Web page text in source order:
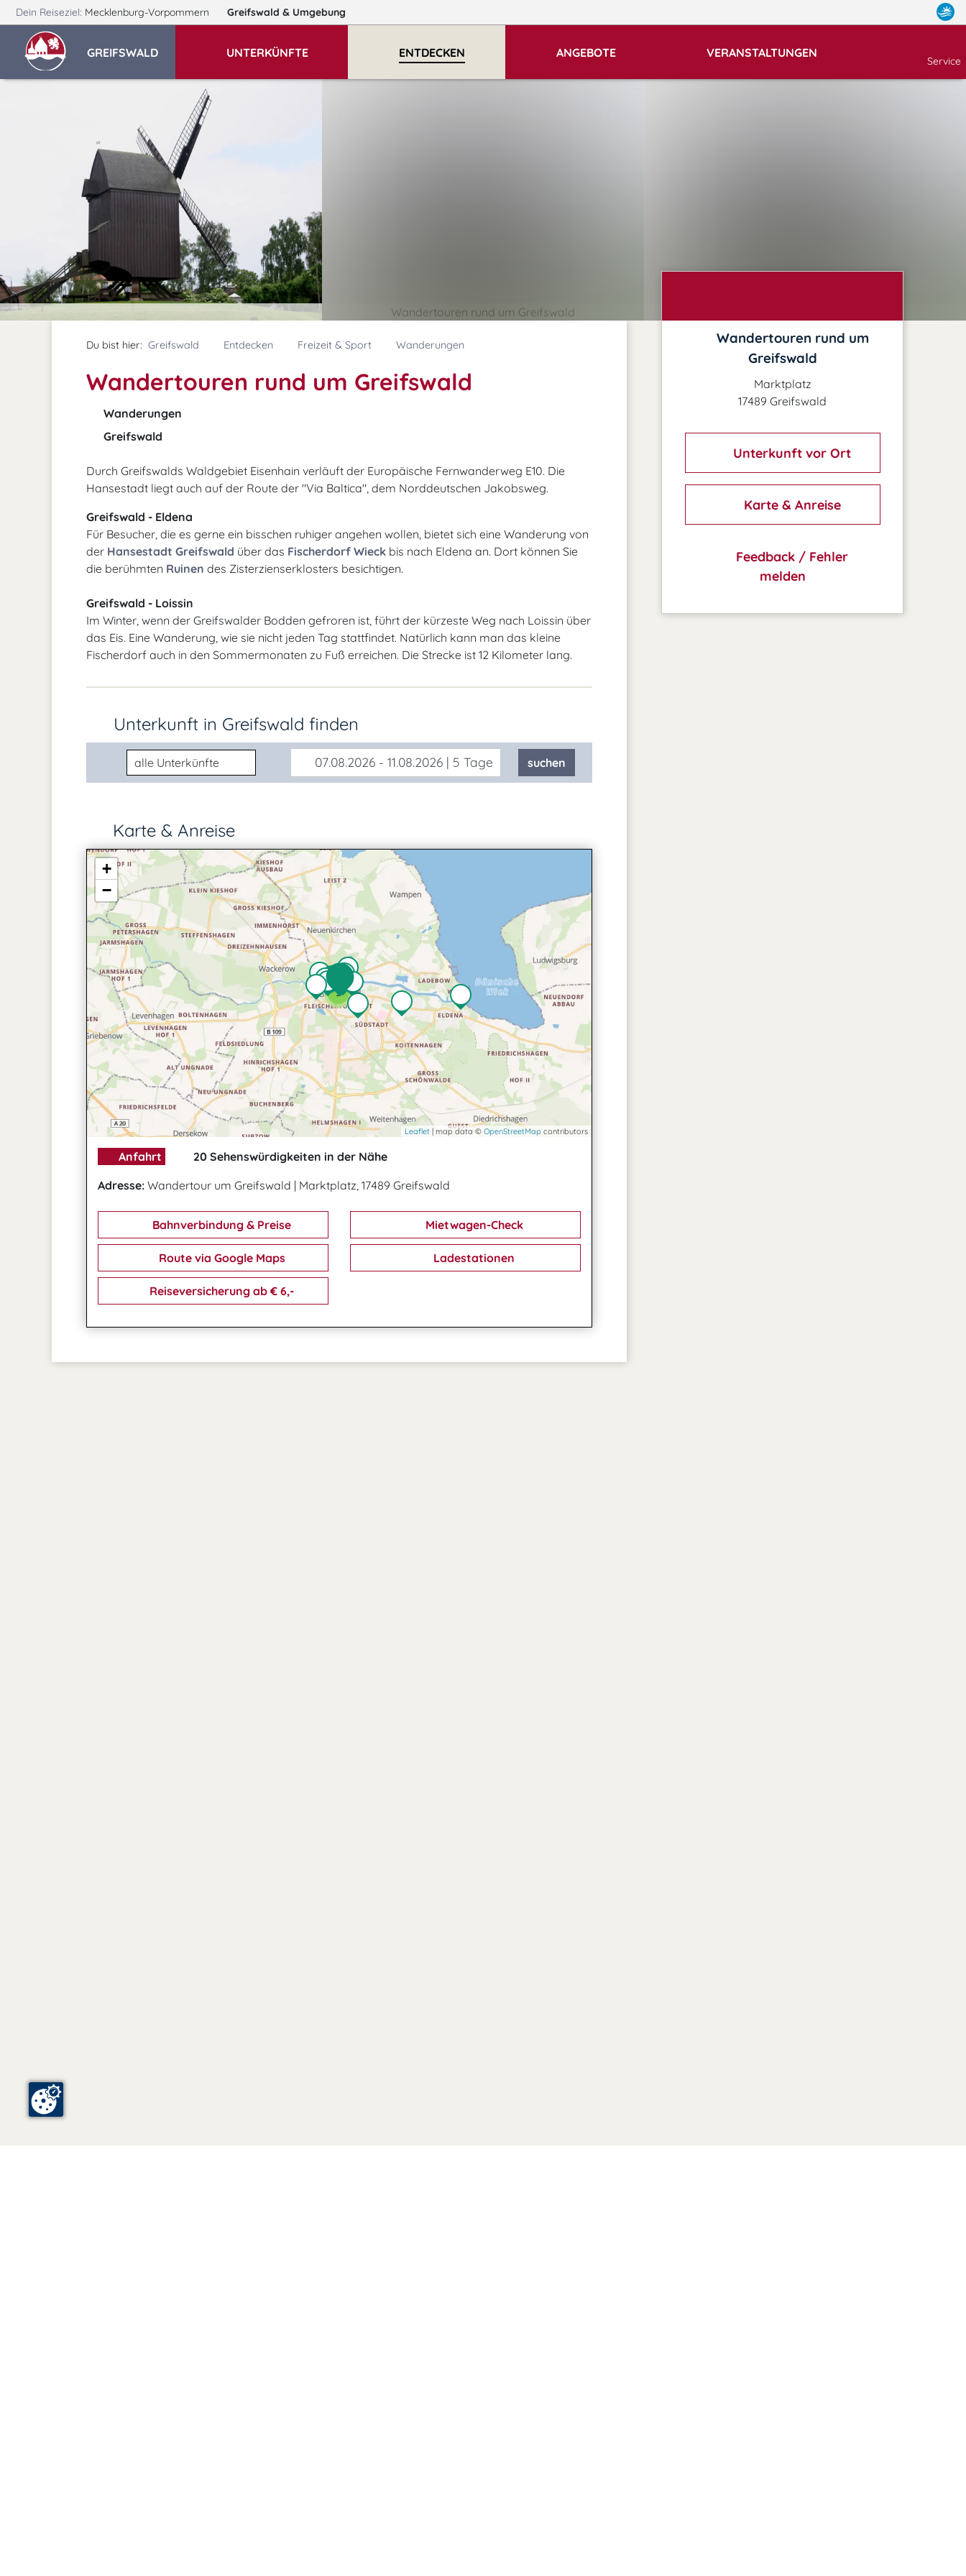
Dein Reiseziel: Mecklenburg-Vorpommern Greifswald & Umgebung
GREIFSWALD UNTERKÜNFTE ENTDECKEN ANGEBOTE VERANSTALTUNGEN
Service
Wandertouren rund um Greifswald
Du bist hier: Greifswald Entdecken Freizeit & Sport Wanderungen
Wandertouren rund um Greifswald
Wanderungen
Greifswald
Durch Greifswalds Waldgebiet Eisenhain verläuft der Europäische Fernwanderweg E10. Die
Hansestadt liegt auch auf der Route der "Via Baltica", dem Norddeutschen Jakobsweg.
Greifswald - Eldena
Für Besucher, die es gerne ein bisschen ruhiger angehen wollen, bietet sich eine Wanderung von
der Hansestadt Greifswald über das Fischerdorf Wieck bis nach Eldena an. Dort können Sie
die berühmten Ruinen des Zisterzienserklosters besichtigen.
Greifswald - Loissin
Im Winter, wenn der Greifswalder Bodden gefroren ist, führt der kürzeste Weg nach Loissin über
das Eis. Eine Wanderung, wie sie nicht jeden Tag stattfindet. Natürlich kann man das kleine
Fischerdorf auch in den Sommermonaten zu Fuß erreichen. Die Strecke ist 12 Kilometer lang.
Unterkunft in Greifswald finden
Unterkunftsart 07.08.2026 - 11.08.2026 | 5 Tage suchen
Karte & Anreise
3
2
+
−
Leaflet | map data © OpenStreetMap contributors
Anfahrt
20 Sehenswürdigkeiten in der Nähe
Adresse: Wandertour um Greifswald | Marktplatz, 17489 Greifswald
Bahnverbindung & Preise Mietwagen-Check
Route via Google Maps Ladestationen
Reiseversicherung ab € 6,-
Wandertouren rund um
Greifswald
Marktplatz
17489 Greifswald
Unterkunft vor Ort
Karte & Anreise
Feedback / Fehler
melden